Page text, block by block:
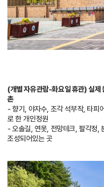
(개별 자유관람-화요일 휴관) 실제
촌
- 향기, 야자수, 조각 석부작, 타피
로 한 개인정원
- 오솔길, 연못, 전망테크, 팔각정,
조성되어있는 곳